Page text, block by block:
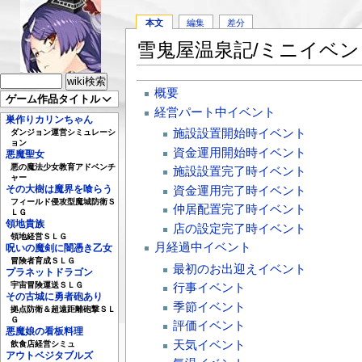
ゲーム作品タイトル
巣作りカリンちゃん
ダンジョン運営シミュレーシ
ョン
悪魔聖女
悪の魔法少女教育アドベンチ
ャー
その大樹は魔界を喰らう
フィールド侵攻型魔城防衛Ｓ
ＬＧ
領地貴族
領地経営ＳＬＧ
呪いの魔剣に闇憑き乙女
冒険者育成ＳＬＧ
プラネットドラゴン
宇宙冒険運送ＳＬＧ
その古城に勇者砲あり
拠点防衛＆超遠距離砲撃ＳＬ
Ｇ
悪魔娘の看板料理
飲食店経営シミュ
アウトベジタブルズ
本文 編集 差分
雪鬼屋温泉記/ミニイベ
概要
経営パート中イベント
施設設置開始時イベント
資金運用開始時イベント
施設設置完了時イベント
資金運用完了時イベント
仲居配置完了時イベント
店の設定完了時イベント
月経過中イベント
最初のお出迎えイベント
行事イベント
季節イベント
評価イベント
天気イベント